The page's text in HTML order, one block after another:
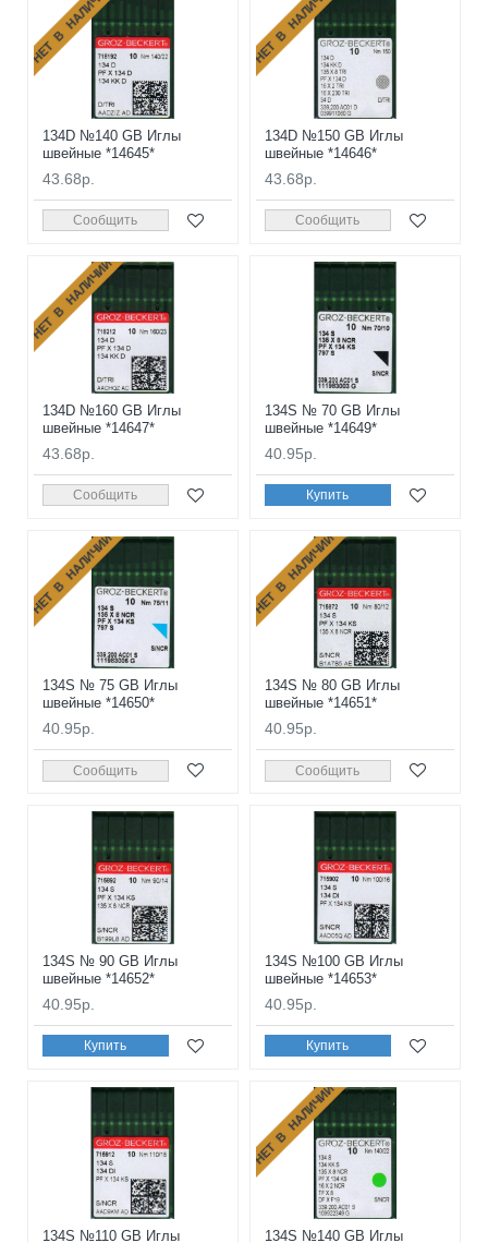
НЕТ В НАЛИЧИИ
134D №140 GB Иглы
швейные *14645*
43.68р.
Сообщить
НЕТ В НАЛИЧИИ
134D №150 GB Иглы
швейные *14646*
43.68р.
Сообщить
НЕТ В НАЛИЧИИ
134D №160 GB Иглы
швейные *14647*
43.68р.
Сообщить
134S № 70 GB Иглы
швейные *14649*
40.95р.
Купить
НЕТ В НАЛИЧИИ
134S № 75 GB Иглы
швейные *14650*
40.95р.
Сообщить
НЕТ В НАЛИЧИИ
134S № 80 GB Иглы
швейные *14651*
40.95р.
Сообщить
134S № 90 GB Иглы
швейные *14652*
40.95р.
Купить
134S №100 GB Иглы
швейные *14653*
40.95р.
Купить
134S №110 GB Иглы
НЕТ В НАЛИЧИИ
134S №140 GB Иглы